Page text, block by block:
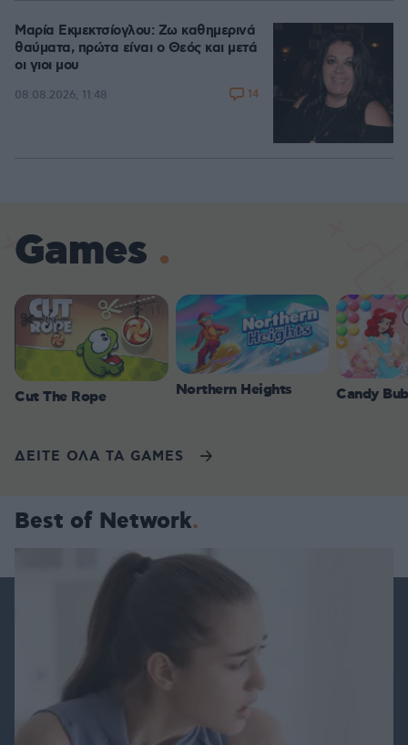
Μαρία Εκμεκτσίογλου: Ζω καθημερινά
θαύματα, πρώτα είναι ο Θεός και μετά
οι γιοι μου
08.08.2026, 11:48 14
Games
Cut The Rope Northern Heights Candy
ΔΕΙΤΕ ΟΛΑ ΤΑ GAMES
Best of Network